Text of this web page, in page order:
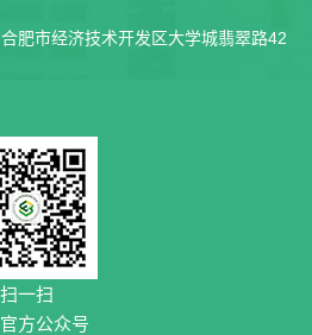
肥市经济技术开发区大学城翡翠路42
扫一扫
方公众号